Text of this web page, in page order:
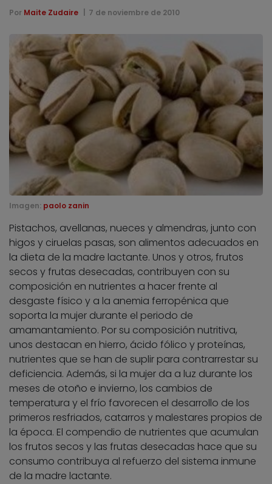
Por Maite Zudaire 7 de noviembre de 2010
Imagen: paolo zanin
Pistachos, avellanas, nueces y almendras, junto con
higos y ciruelas pasas, son alimentos adecuados en
la dieta de la madre lactante. Unos y otros, frutos
secos y frutas desecadas, contribuyen con su
composición en nutrientes a hacer frente al
desgaste físico y a la anemia ferropénica que
soporta la mujer durante el periodo de
amamantamiento. Por su composición nutritiva,
unos destacan en hierro, ácido fólico y proteínas,
nutrientes que se han de suplir para contrarrestar su
deficiencia. Además, si la mujer da a luz durante los
meses de otoño e invierno, los cambios de
temperatura y el frío favorecen el desarrollo de los
primeros resfriados, catarros y malestares propios de
la época. El compendio de nutrientes que acumulan
los frutos secos y las frutas desecadas hace que su
consumo contribuya al refuerzo del sistema inmune
de la madre lactante.